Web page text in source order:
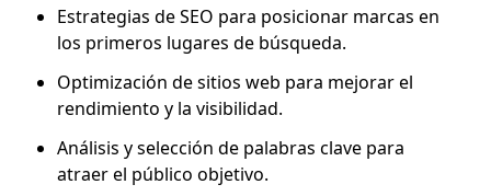
Estrategias de SEO para posicionar marcas en
los primeros lugares de búsqueda.
Optimización de sitios web para mejorar el
rendimiento y la visibilidad.
Análisis y selección de palabras clave para
atraer el público objetivo.